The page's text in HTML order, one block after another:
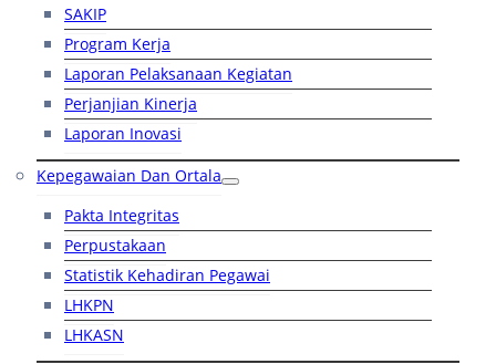
SAKIP
Program Kerja
Laporan Pelaksanaan Kegiatan
Perjanjian Kinerja
Laporan Inovasi
Kepegawaian Dan Ortala
Pakta Integritas
Perpustakaan
Statistik Kehadiran Pegawai
LHKPN
LHKASN